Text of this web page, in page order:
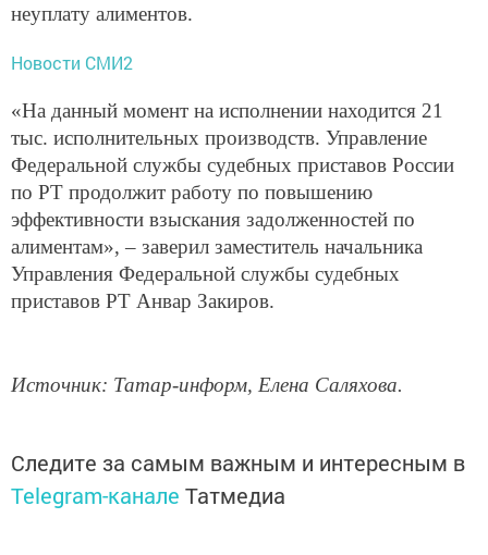
неуплату алиментов.
Новости СМИ2
«На данный момент на исполнении находится 21
тыс. исполнительных производств. Управление
Федеральной службы судебных приставов России
по РТ продолжит работу по повышению
эффективности взыскания задолженностей по
алиментам», – заверил заместитель начальника
Управления Федеральной службы судебных
приставов РТ Анвар Закиров.
Источник: Татар-информ, Елена Саляхова.
Следите за самым важным и интересным в
Telegram-канале Татмедиа